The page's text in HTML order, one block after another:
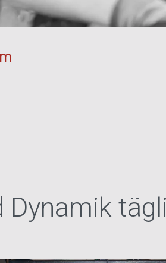
Dynamik